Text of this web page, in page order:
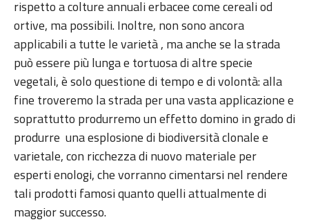
rispetto a colture annuali erbacee come cereali od
ortive, ma possibili. Inoltre, non sono ancora
applicabili a tutte le varietà , ma anche se la strada
può essere più lunga e tortuosa di altre specie
vegetali, è solo questione di tempo e di volontà: alla
fine troveremo la strada per una vasta applicazione e
soprattutto produrremo un effetto domino in grado di
produrre una esplosione di biodiversità clonale e
varietale, con ricchezza di nuovo materiale per
esperti enologi, che vorranno cimentarsi nel rendere
tali prodotti famosi quanto quelli attualmente di
maggior successo.